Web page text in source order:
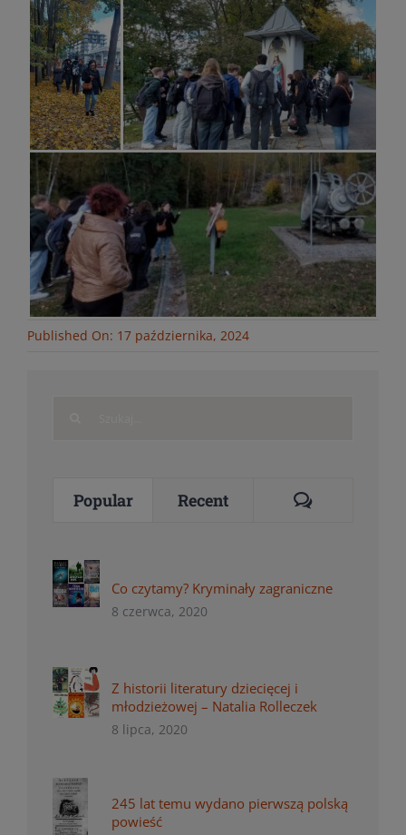
Published On: 17 października, 2024
Popular Recent Comments
Co czytamy? Kryminały zagraniczne
8 czerwca, 2020
Z historii literatury dziecięcej i
młodzieżowej – Natalia Rolleczek
8 lipca, 2020
245 lat temu wydano pierwszą polską
powieść